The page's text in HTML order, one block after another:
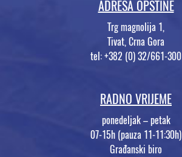
ADRESA OPŠTINE
Trg magnolija 1,
Tivat, Crna Gora
tel: +382 (0) 32/661-300
RADNO VRIJEME
ponedeljak – petak
07-15h (pauza 11-11:30h)
Građanski biro